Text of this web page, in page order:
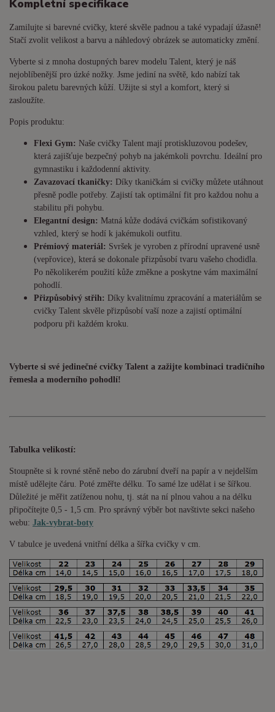
Kompletní specifikace
Zamilujte si barevné cvičky, které skvěle padnou a také vypadají úžasně!
Stačí zvolit velikost a barvu a náhledový obrázek se automaticky změní.
Vyberte si z mnoha dostupných barev modelu Talent, který je náš
nejoblíbenější pro úzké nožky. Jsme jediní na světě, kdo nabízí tak
širokou paletu barevných kůží. Užijte si styl a komfort, který si
zasloužíte.
Popis produktu:
Flexi Gym: Naše cvičky Talent mají protiskluzovou podešev,
která zajišťuje bezpečný pohyb na jakémkoli povrchu. Ideální pro
gymnastiku i každodenní aktivity.
Zavazovací tkaničky: Díky tkaničkám si cvičky můžete utáhnout
přesně podle potřeby. Zajistí tak optimální fit pro každou nohu a
stabilitu při pohybu.
Elegantní design: Matná kůže dodává cvičkám sofistikovaný
vzhled, který se hodí k jakémukoli outfitu.
Prémiový materiál: Svršek je vyroben z přírodní upravené usně
(vepřovice), která se dokonale přizpůsobí tvaru vašeho chodidla.
Po několikerém použití kůže změkne a poskytne vám maximální
pohodlí.
Přizpůsobivý střih: Díky kvalitnímu zpracování a materiálům se
cvičky Talent skvěle přizpůsobí vaší noze a zajistí optimální
podporu při každém kroku.
Vyberte si své jedinečné cvičky Talent a zažijte kombinaci tradičního
řemesla a moderního pohodlí!
Tabulka velikostí:
Stoupněte si k rovné stěně nebo do zárubní dveří na papír a v nejdelším
místě udělejte čáru. Poté změřte délku. To samé lze udělat i se šířkou.
Důležité je měřit zatíženou nohu, tj. stát na ní plnou vahou a na délku
připočítejte 0,5 - 1,5 cm. Pro správný výběr bot navštivte sekci našeho
webu: Jak-vybrat-boty
V tabulce je uvedená vnitřní délka a šířka cvičky v cm.